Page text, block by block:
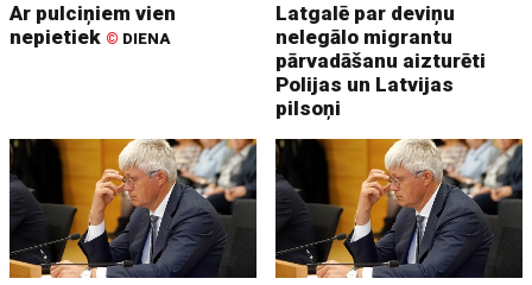
Ar pulciņiem vien
nepietiek © DIENA
Latgalē par deviņu
nelegālo migrantu
pārvadāšanu aizturēti
Polijas un Latvijas
pilsoņi